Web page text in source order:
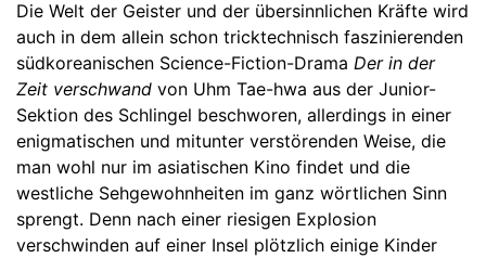
Die Welt der Geister und der übersinnlichen Kräfte wird
auch in dem allein schon tricktechnisch faszinierenden
südkoreanischen Science-Fiction-Drama Der in der
Zeit verschwand von Uhm Tae-hwa aus der Junior-
Sektion des Schlingel beschworen, allerdings in einer
enigmatischen und mitunter verstörenden Weise, die
man wohl nur im asiatischen Kino findet und die
westliche Sehgewohnheiten im ganz wörtlichen Sinn
sprengt. Denn nach einer riesigen Explosion
verschwinden auf einer Insel plötzlich einige Kinder